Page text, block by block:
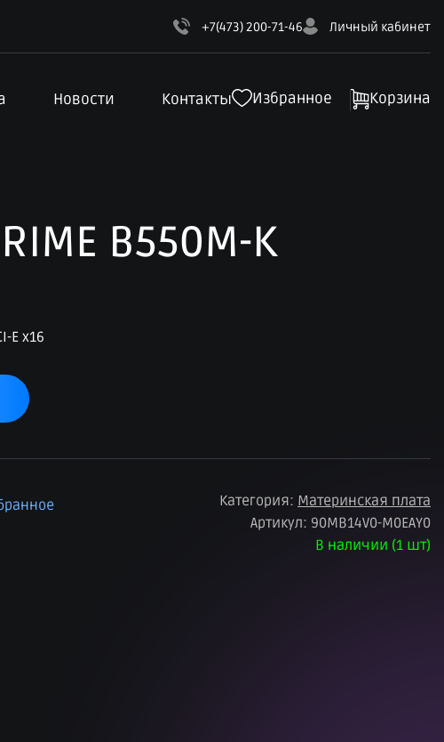
+7(473) 200-71-46 Личный кабинет
Новости Контакты Избранное Корзина
B550M-K
E x16
В наличии (1 шт)
Артикул: 90MB14V0-M0EAY0
Категория: Материнская плата